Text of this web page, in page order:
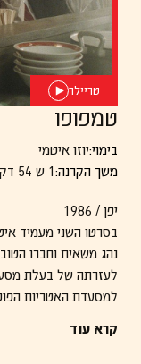
טריילר
טמפופו
בימוי:יוזו איטמי
משך הקרנה:1 ש 54 דק׳
יפן / 1986
בסרטו השני מעמיד
נהג משאית וחברו
לעזרתה של בעלת
למסעדת האטריות
אחד מהם מאיר אספקט
קרא עוד